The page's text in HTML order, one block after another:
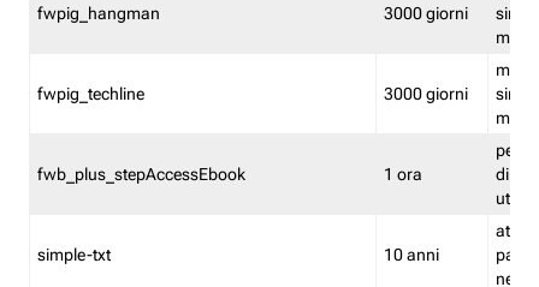
fwpig_hangman 3000 giorni
fwpig_techline 3000 giorni
fwb_plus_stepAccessEbook 1 ora
di un
simple-txt 10 anni
attiva